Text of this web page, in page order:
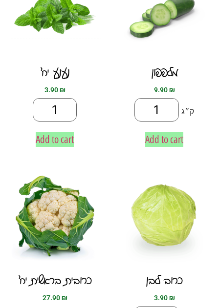
נענע יח׳
3.90₪
Add to cart
מלפפון
9.90₪
ק״ג
Add to cart
כרובית בראשית יח׳
27.90₪
כרוב לבן
3.90₪